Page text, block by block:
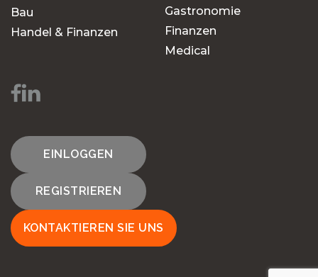
Bau
Handel & Finanzen
Gastronomie
Finanzen
Medical
EINLOGGEN
REGISTRIEREN
KONTAKTIEREN SIE UNS